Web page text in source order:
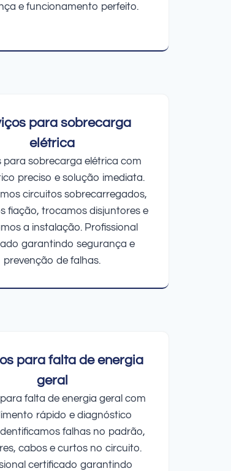
e funcionamento perfeito.
para sobrecarga
elétrica
para sobrecarga elétrica com
preciso e solução imediata.
circuitos sobrecarregados,
fiação, trocamos disjuntores e
a instalação. Profissional
garantindo segurança e
prevenção de falhas.
para falta de energia
geral
falta de energia geral com
rápido e diagnóstico
falhas no padrão,
cabos e curtos no circuito.
certificado garantindo